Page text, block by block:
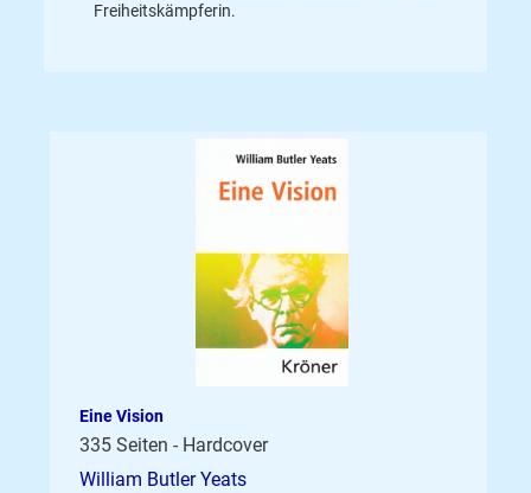
Freiheitskämpferin.
Eine Vision
335 Seiten - Hardcover
William Butler Yeats